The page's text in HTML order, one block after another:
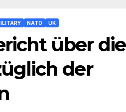
NATO UK
über die
der